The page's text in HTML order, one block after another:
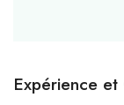
Expérience et